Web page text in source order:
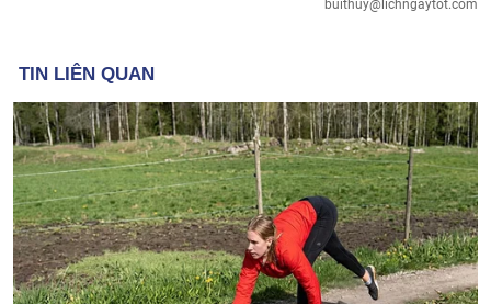
buithuy@lichngaytot.com